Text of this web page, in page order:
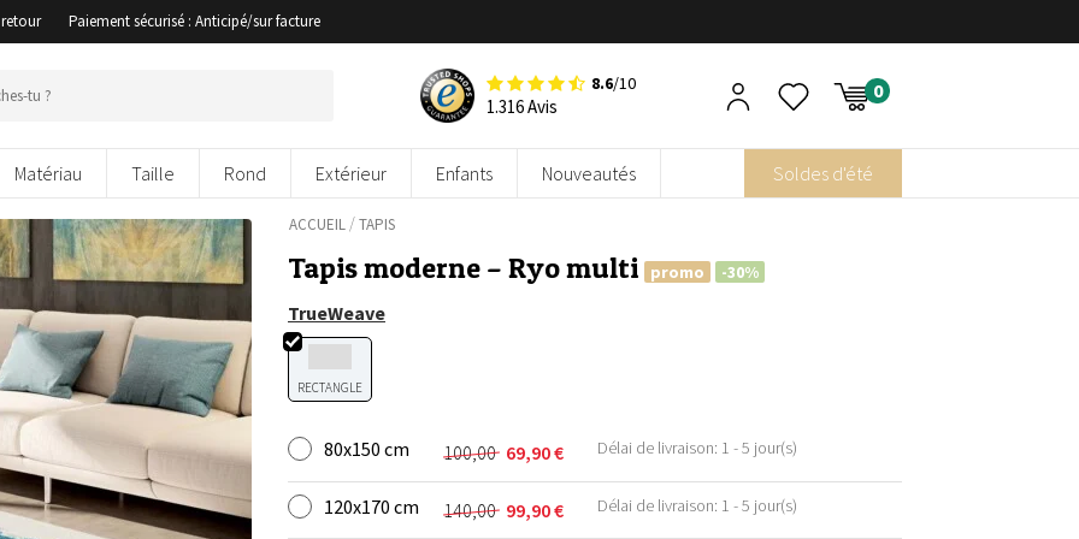
Paiement sécurisé : Anticipé/sur facture
8.6/10
1.316 Avis
Matériau Taille Rond Extérieur Enfants Nouveautés Soldes d'été
ACCUEIL/TAPIS
Tapis moderne – Ryo multi promo -30%
TrueWeave
RECTANGLE
80x150 cm 100,00
Le
prix
initial
69,90€
Le
prix
actuel
Délai de livraison: 1 - 5 jour(s)
120x170 cm 140,00
Le 99,90€
Le Délai de livraison: 1 - 5 jour(s)